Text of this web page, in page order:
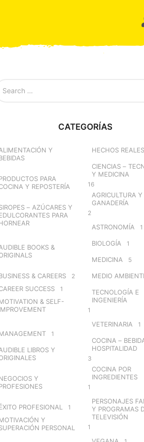
CATEGORÍAS
Y
PARA
Y REPOSTERÍA
– AZÚCARES Y
PARA
BOOKS &
& CAREERS 2
SUCCESS 1
& SELF-
1
LIBROS Y
Y
PROFESIONAL 1
Y
PERSONAL
HECHOS REALES
CIENCIAS –
Y MEDICINA
16
AGRICULTURA Y
GANADERÍA
2
ASTRONOMÍA 1
BIOLOGÍA 1
MEDICINA 5
MEDIO
TECNOLOGÍA E
INGENIERÍA
1
VETERINARIA 1
COCINA –
HOSPITALIDAD
3
COCINA POR
INGREDIENTES
1
PERSONAJES
Y PROGRAMAS
TELEVISIÓN
1